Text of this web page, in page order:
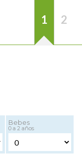
1 2
Bebes
0 a 2 años